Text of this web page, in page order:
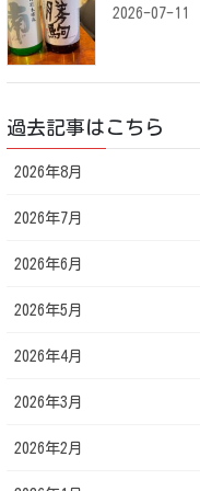
2026-07-11
過去記事はこちら
2026年8月
2026年7月
2026年6月
2026年5月
2026年4月
2026年3月
2026年2月